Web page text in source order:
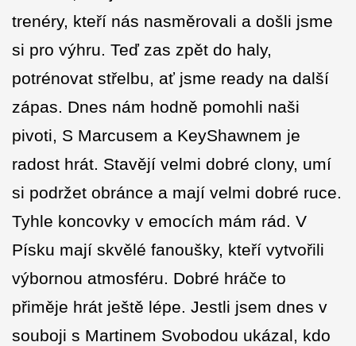
trenéry, kteří nás nasměrovali a došli jsme
si pro výhru. Teď zas zpět do haly,
potrénovat střelbu, ať jsme ready na další
zápas. Dnes nám hodně pomohli naši
pivoti, S Marcusem a KeyShawnem je
radost hrát. Stavějí velmi dobré clony, umí
si podržet obránce a mají velmi dobré ruce.
Tyhle koncovky v emocích mám rád. V
Písku mají skvělé fanoušky, kteří vytvořili
výbornou atmosféru. Dobré hráče to
přiměje hrát ještě lépe. Jestli jsem dnes v
souboji s Martinem Svobodou ukázal, kdo